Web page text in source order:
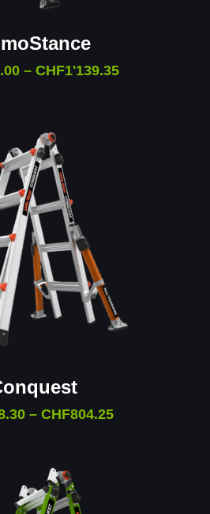
– CHF1'139.35
– CHF804.25